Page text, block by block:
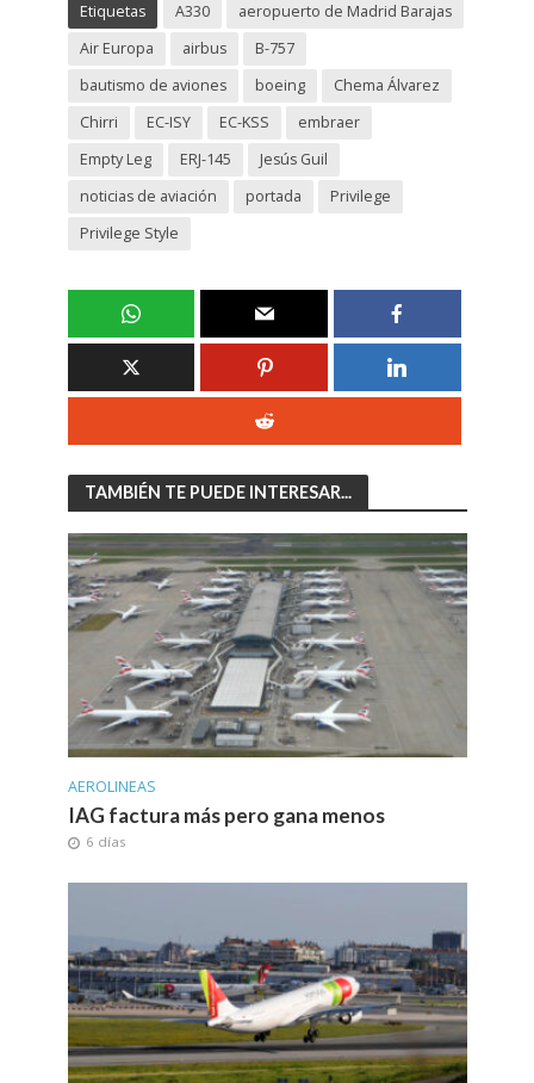
Etiquetas A330
aeropuerto de Madrid Barajas
Air Europa
airbus
B-757
bautismo de aviones
boeing
Chema Álvarez
Chirri
EC-ISY EC-KSS
embraer
Empty Leg
ERJ-145
Jesús Guil
noticias de aviación
portada
Privilege
Privilege Style
TAMBIÉN TE PUEDE INTERESAR...
AEROLINEAS
IAG factura más pero gana menos
6 días